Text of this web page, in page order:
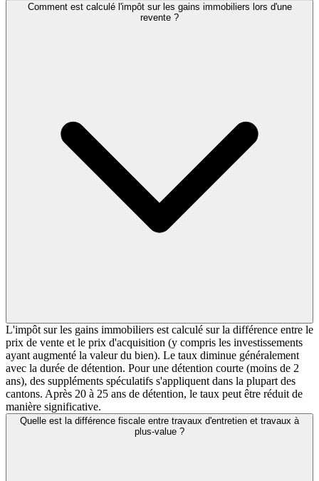
Comment est calculé l'impôt sur les gains immobiliers lors d'une
revente ?
L'impôt sur les gains immobiliers est calculé sur la différence entre le
prix de vente et le prix d'acquisition (y compris les investissements
ayant augmenté la valeur du bien). Le taux diminue généralement
avec la durée de détention. Pour une détention courte (moins de 2
ans), des suppléments spéculatifs s'appliquent dans la plupart des
cantons. Après 20 à 25 ans de détention, le taux peut être réduit de
manière significative.
Quelle est la différence fiscale entre travaux d'entretien et travaux à
plus-value ?